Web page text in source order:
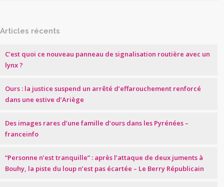
Articles récents
C’est quoi ce nouveau panneau de signalisation routière avec un
lynx ?
Ours : la justice suspend un arrêté d’effarouchement renforcé
dans une estive d’Ariège
Des images rares d’une famille d’ours dans les Pyrénées –
franceinfo
“Personne n’est tranquille” : après l’attaque de deux juments à
Bouhy, la piste du loup n’est pas écartée – Le Berry Républicain